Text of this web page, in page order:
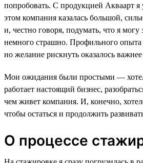
попробовать. С продукцией Акваарт
этом компания казалась большой,
и, честно говоря, подумать, что я могу
немного страшно. Профильного
но желание рискнуть оказалось важнее
Мои ожидания были простыми —
работает настоящий бизнес,
чем живет компания. И, конечно,
чтобы остаться и продолжить
О процессе